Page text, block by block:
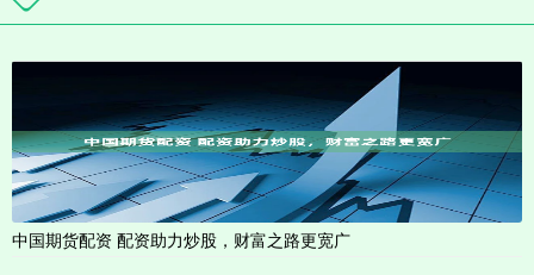
中国期货配资 配资助力炒股，财富之路更宽广